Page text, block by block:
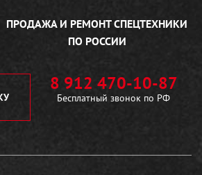
ПРОДАЖА И РЕМОНТСПЕЦТЕХНИКИ
ПО РОССИИ
8 912 470-10-87
Бесплатный звонок по РФ